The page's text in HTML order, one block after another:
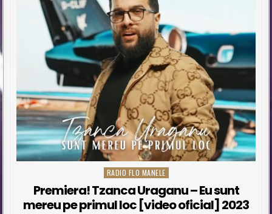
Posted in
RADIO FLO MANELE
Premiera! Tzanca Uraganu – Eu sunt
mereu pe primul loc [video oficial] 2023